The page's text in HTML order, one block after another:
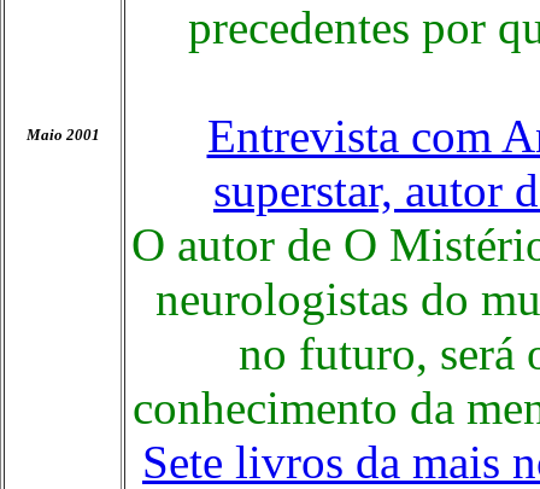
Maio 2001
precedentes por
Entrevista com
superstar, autor
O autor de O
neurologistas do
no futuro, será
conhecimento da
Sete livros da mais